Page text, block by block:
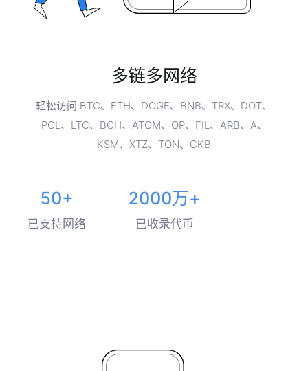
多链多网络
轻松访问 BTC、ETH、DOGE、BNB、TRX、DOT、
POL、LTC、BCH、ATOM、OP、FIL、ARB、A、
KSM、XTZ、TON、CKB
50+
已支持网络
2000万+
已收录代币